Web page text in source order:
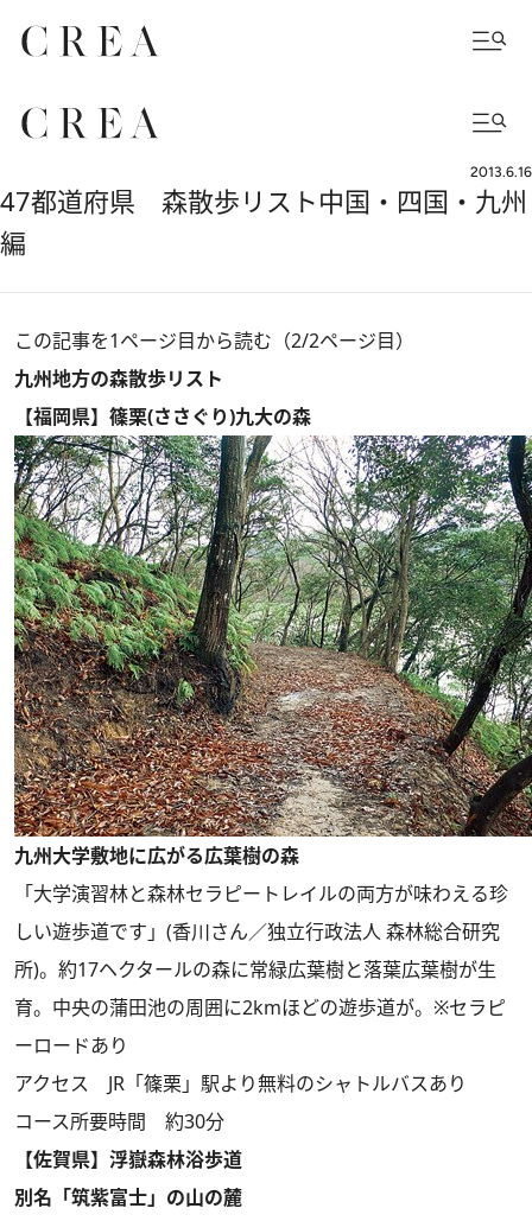
2013.6.16
47都道府県 森散歩リスト中国・四国・九州
編
この記事を1ページ目から読む（2/2ページ目）
九州地方の森散歩リスト
【福岡県】篠栗(ささぐり)九大の森
九州大学敷地に広がる広葉樹の森
「大学演習林と森林セラピートレイルの両方が味わえる珍
しい遊歩道です」(香川さん／独立行政法人 森林総合研究
所)。約17ヘクタールの森に常緑広葉樹と落葉広葉樹が生
育。中央の蒲田池の周囲に2kmほどの遊歩道が。※セラピ
ーロードあり
アクセス JR「篠栗」駅より無料のシャトルバスあり
コース所要時間 約30分
【佐賀県】浮嶽森林浴歩道
別名「筑紫富士」の山の麓